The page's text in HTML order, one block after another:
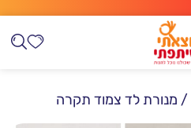
/ מנורת לד צמוד תקרה